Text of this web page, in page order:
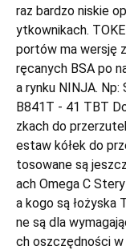
raz bardzo niskie
ytkownikach.
portów ma wersję
ręcanych BSA po
a rynku NINJA.
B841T - 41 TBT
zkach do
estaw kółek do
tosowane są
ach Omega C
a kogo są łożyska
ne są dla
ch oszczędności